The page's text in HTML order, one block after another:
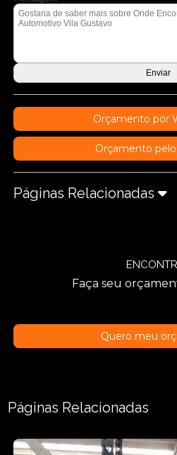
Orçamento por
Orçamento
Páginas Relacionadas
Faça seu
Quero meu
Páginas Relacionadas